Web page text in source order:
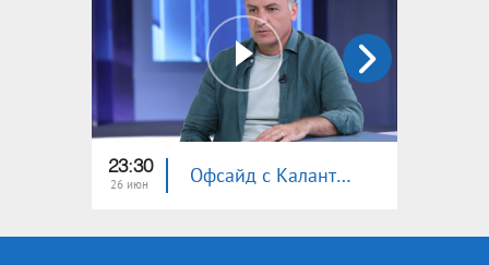
23:30
26 июн Офсайд с Калантаряном